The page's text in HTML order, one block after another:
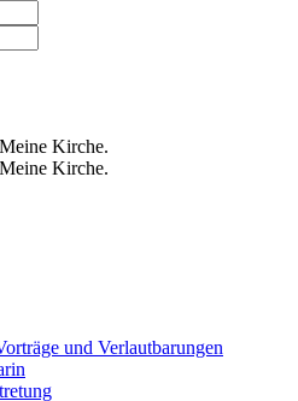
und Verlautbarungen